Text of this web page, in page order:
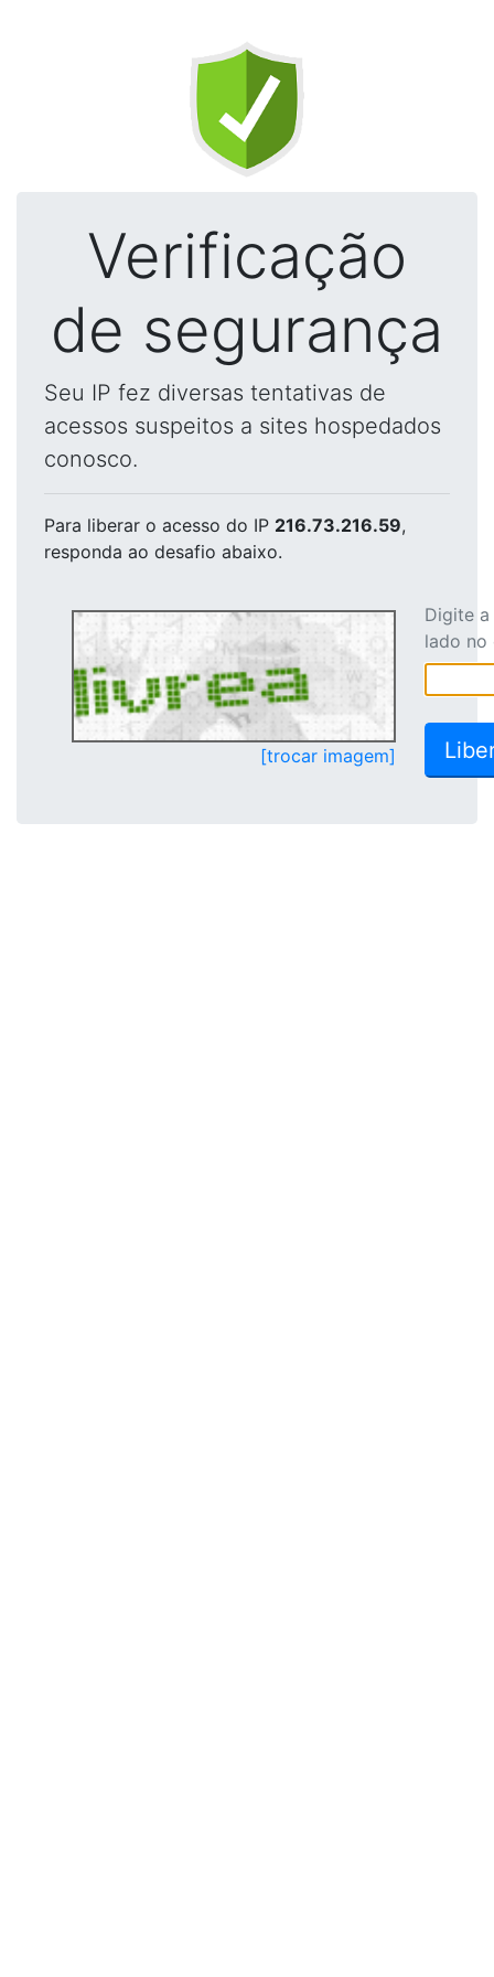
Verificação
de segurança
Seu IP fez diversas tentativas de
acessos suspeitos a sites hospedados
conosco.
Para liberar o acesso do IP 216.73.216.59,
responda ao desafio abaixo.
[trocar imagem]
Digite
lado no